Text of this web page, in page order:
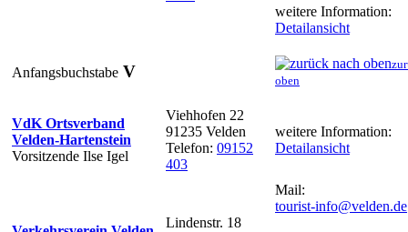
weitere Information:
Detailansicht
Anfangsbuchstabe V
oben
VdK Ortsverband
Velden-Hartenstein
Vorsitzende Ilse Igel
Viehhofen 22
91235 Velden
Telefon: 09152
403
weitere Information:
Detailansicht
Lindenstr. 18
Mail:
tourist-info@velden.de